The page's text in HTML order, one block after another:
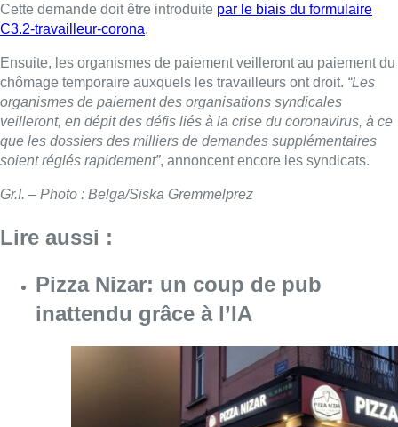
Cette demande doit être introduite par le biais du formulaire
C3.2-travailleur-corona.
Ensuite, les organismes de paiement veilleront au paiement du
chômage temporaire auxquels les travailleurs ont droit. “Les
organismes de paiement des organisations syndicales
veilleront, en dépit des défis liés à la crise du coronavirus, à ce
que les dossiers des milliers de demandes supplémentaires
soient réglés rapidement”, annoncent encore les syndicats.
Gr.I. – Photo : Belga/Siska Gremmelprez
Lire aussi :
Pizza Nizar: un coup de pub
inattendu grâce à l’IA